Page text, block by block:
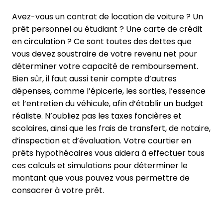
Avez-vous un contrat de location de voiture ? Un
prêt personnel ou étudiant ? Une carte de crédit
en circulation ? Ce sont toutes des dettes que
vous devez soustraire de votre revenu net pour
déterminer votre capacité de remboursement.
Bien sûr, il faut aussi tenir compte d’autres
dépenses, comme l’épicerie, les sorties, l’essence
et l’entretien du véhicule, afin d’établir un budget
réaliste. N’oubliez pas les taxes foncières et
scolaires, ainsi que les frais de transfert, de notaire,
d’inspection et d’évaluation. Votre courtier en
prêts hypothécaires vous aidera à effectuer tous
ces calculs et simulations pour déterminer le
montant que vous pouvez vous permettre de
consacrer à votre prêt.